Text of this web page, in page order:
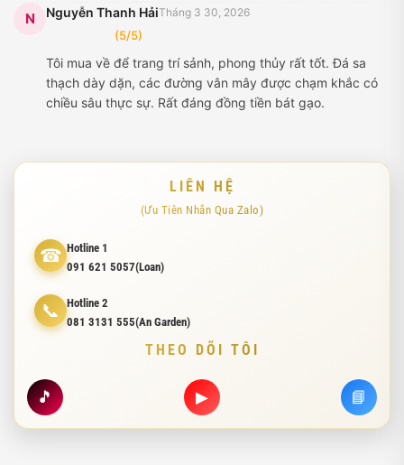
N Nguyễn Thanh HảiTháng 3 30, 2026
(5/5)
Tôi mua về để trang trí sảnh, phong thủy rất tốt. Đá sa
thạch dày dặn, các đường vân mây được chạm khắc có
chiều sâu thực sự. Rất đáng đồng tiền bát gạo.
LIÊN HỆ
(Ưu Tiên Nhắn Qua Zalo)
☎ Hotline 1
091 621 5057(Loan)
📞
Hotline 2
081 3131 555(An Garden)
THEO DÕI TÔI
🎵 ▶ 📘